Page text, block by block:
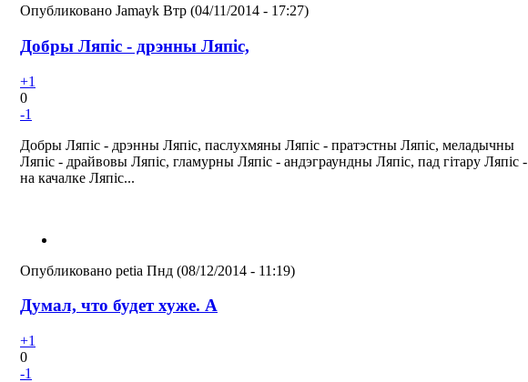
Опубликовано Jamayk Втр (04/11/2014 - 17:27)
Добры Ляпіс - дрэнны Ляпіс,
+1
0
-1
Добры Ляпіс - дрэнны Ляпіс, паслухмяны Ляпіс - пратэстны Ляпіс, меладычны
Ляпіс - драйвовы Ляпіс, гламурны Ляпіс - андэграундны Ляпіс, пад гітару Ляпіс -
на качалке Ляпіс...
Опубликовано petia Пнд (08/12/2014 - 11:19)
Думал, что будет хуже. А
+1
0
-1